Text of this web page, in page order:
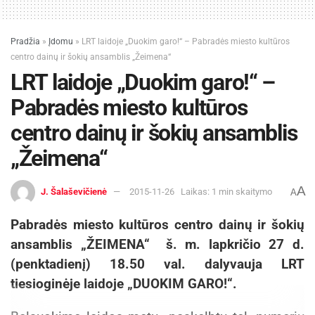
galėtų komplikuotis ir reikalautų ilgo ir sudėtingo
gydymo.
Žaneta Skinkienė
Pradžia » Įdomu » LRT laidoje „Duokim garo!“ – Pabradės miesto kultūros
centro dainų ir šokių ansamblis „Žeimena“
LRT laidoje „Duokim garo!“ –
Pabradės miesto kultūros
centro dainų ir šokių ansamblis
„Žeimena“
J. Šalaševičienė 2015-11-26 Laikas: 1 min skaitymo AA
Pabradės miesto kultūros centro dainų ir šokių
ansamblis „ŽEIMENA“ š. m. lapkričio 27 d.
(penktadienį) 18.50 val. dalyvauja LRT
tiesioginėje laidoje „DUOKIM GARO!“.